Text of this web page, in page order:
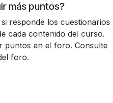
más puntos?
responde los cuestionarios
cada contenido del curso.
puntos en el foro. Consulte
foro.